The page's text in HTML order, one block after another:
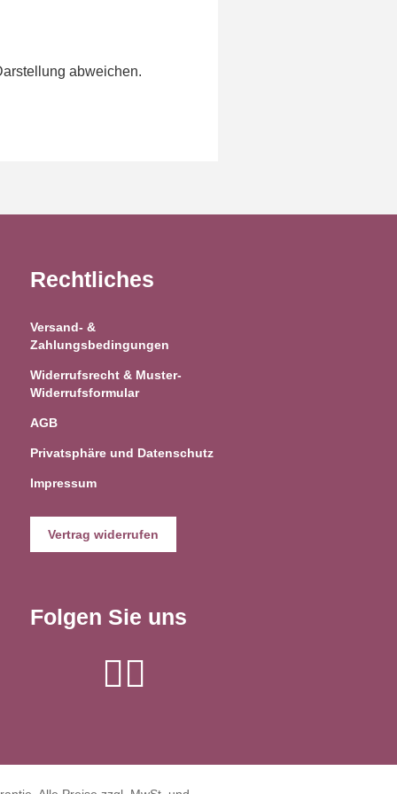
abweichen.
Rechtliches
Versand- &
Zahlungsbedingungen
Widerrufsrecht & Muster-
Widerrufsformular
AGB
Privatsphäre und Datenschutz
Impressum
Vertrag widerrufen
Folgen Sie uns